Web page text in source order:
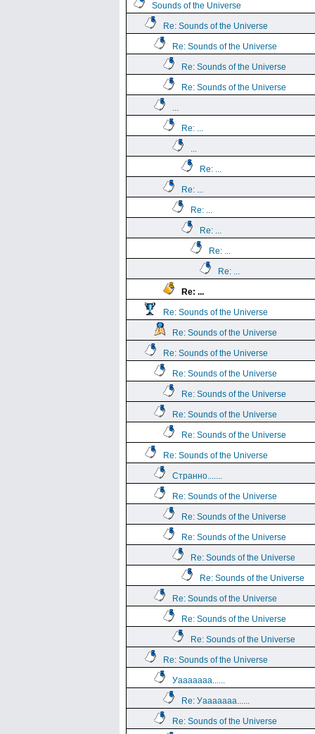
Sounds of the Universe
Re: Sounds of the Universe
Re: Sounds of the Universe
Re: Sounds of the Universe
Re: Sounds of the Universe
...
Re: ...
...
Re: ...
Re: ...
Re: ...
Re: ...
Re: ...
Re: ...
Re: ...
Re: Sounds of the Universe
Re: Sounds of the Universe
Re: Sounds of the Universe
Re: Sounds of the Universe
Re: Sounds of the Universe
Re: Sounds of the Universe
Re: Sounds of the Universe
Re: Sounds of the Universe
Странно.......
Re: Sounds of the Universe
Re: Sounds of the Universe
Re: Sounds of the Universe
Re: Sounds of the Universe
Re: Sounds of the Universe
Re: Sounds of the Universe
Re: Sounds of the Universe
Re: Sounds of the Universe
Re: Sounds of the Universe
Уааааааа......
Re: Уааааааа......
Re: Sounds of the Universe